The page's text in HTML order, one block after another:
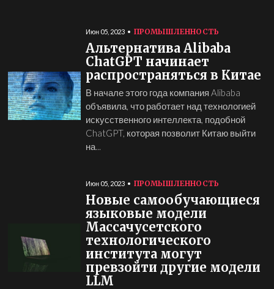
Июн 05, 2023 ПРОМЫШЛЕННОСТЬ
Альтернатива Alibaba
ChatGPT начинает
распространяться в Китае
В начале этого года компания Alibaba
объявила, что работает над технологией
искусственного интеллекта, подобной
ChatGPT, которая позволит Китаю выйти
на...
Июн 05, 2023 ПРОМЫШЛЕННОСТЬ
Новые самообучающиеся
языковые модели
Массачусетского
технологического
института могут
превзойти другие модели
LLM